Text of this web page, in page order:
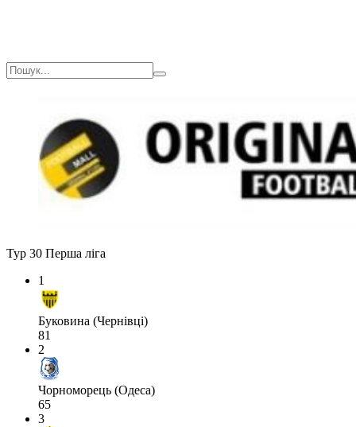
Тур 30 Перша ліга
1
Буковина (Чернівці)
81
2
Чорноморець (Одеса)
65
3